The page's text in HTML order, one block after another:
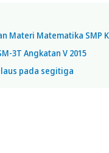
Materi Matematika SMP
3T Angkatan V 2015
pada segitiga